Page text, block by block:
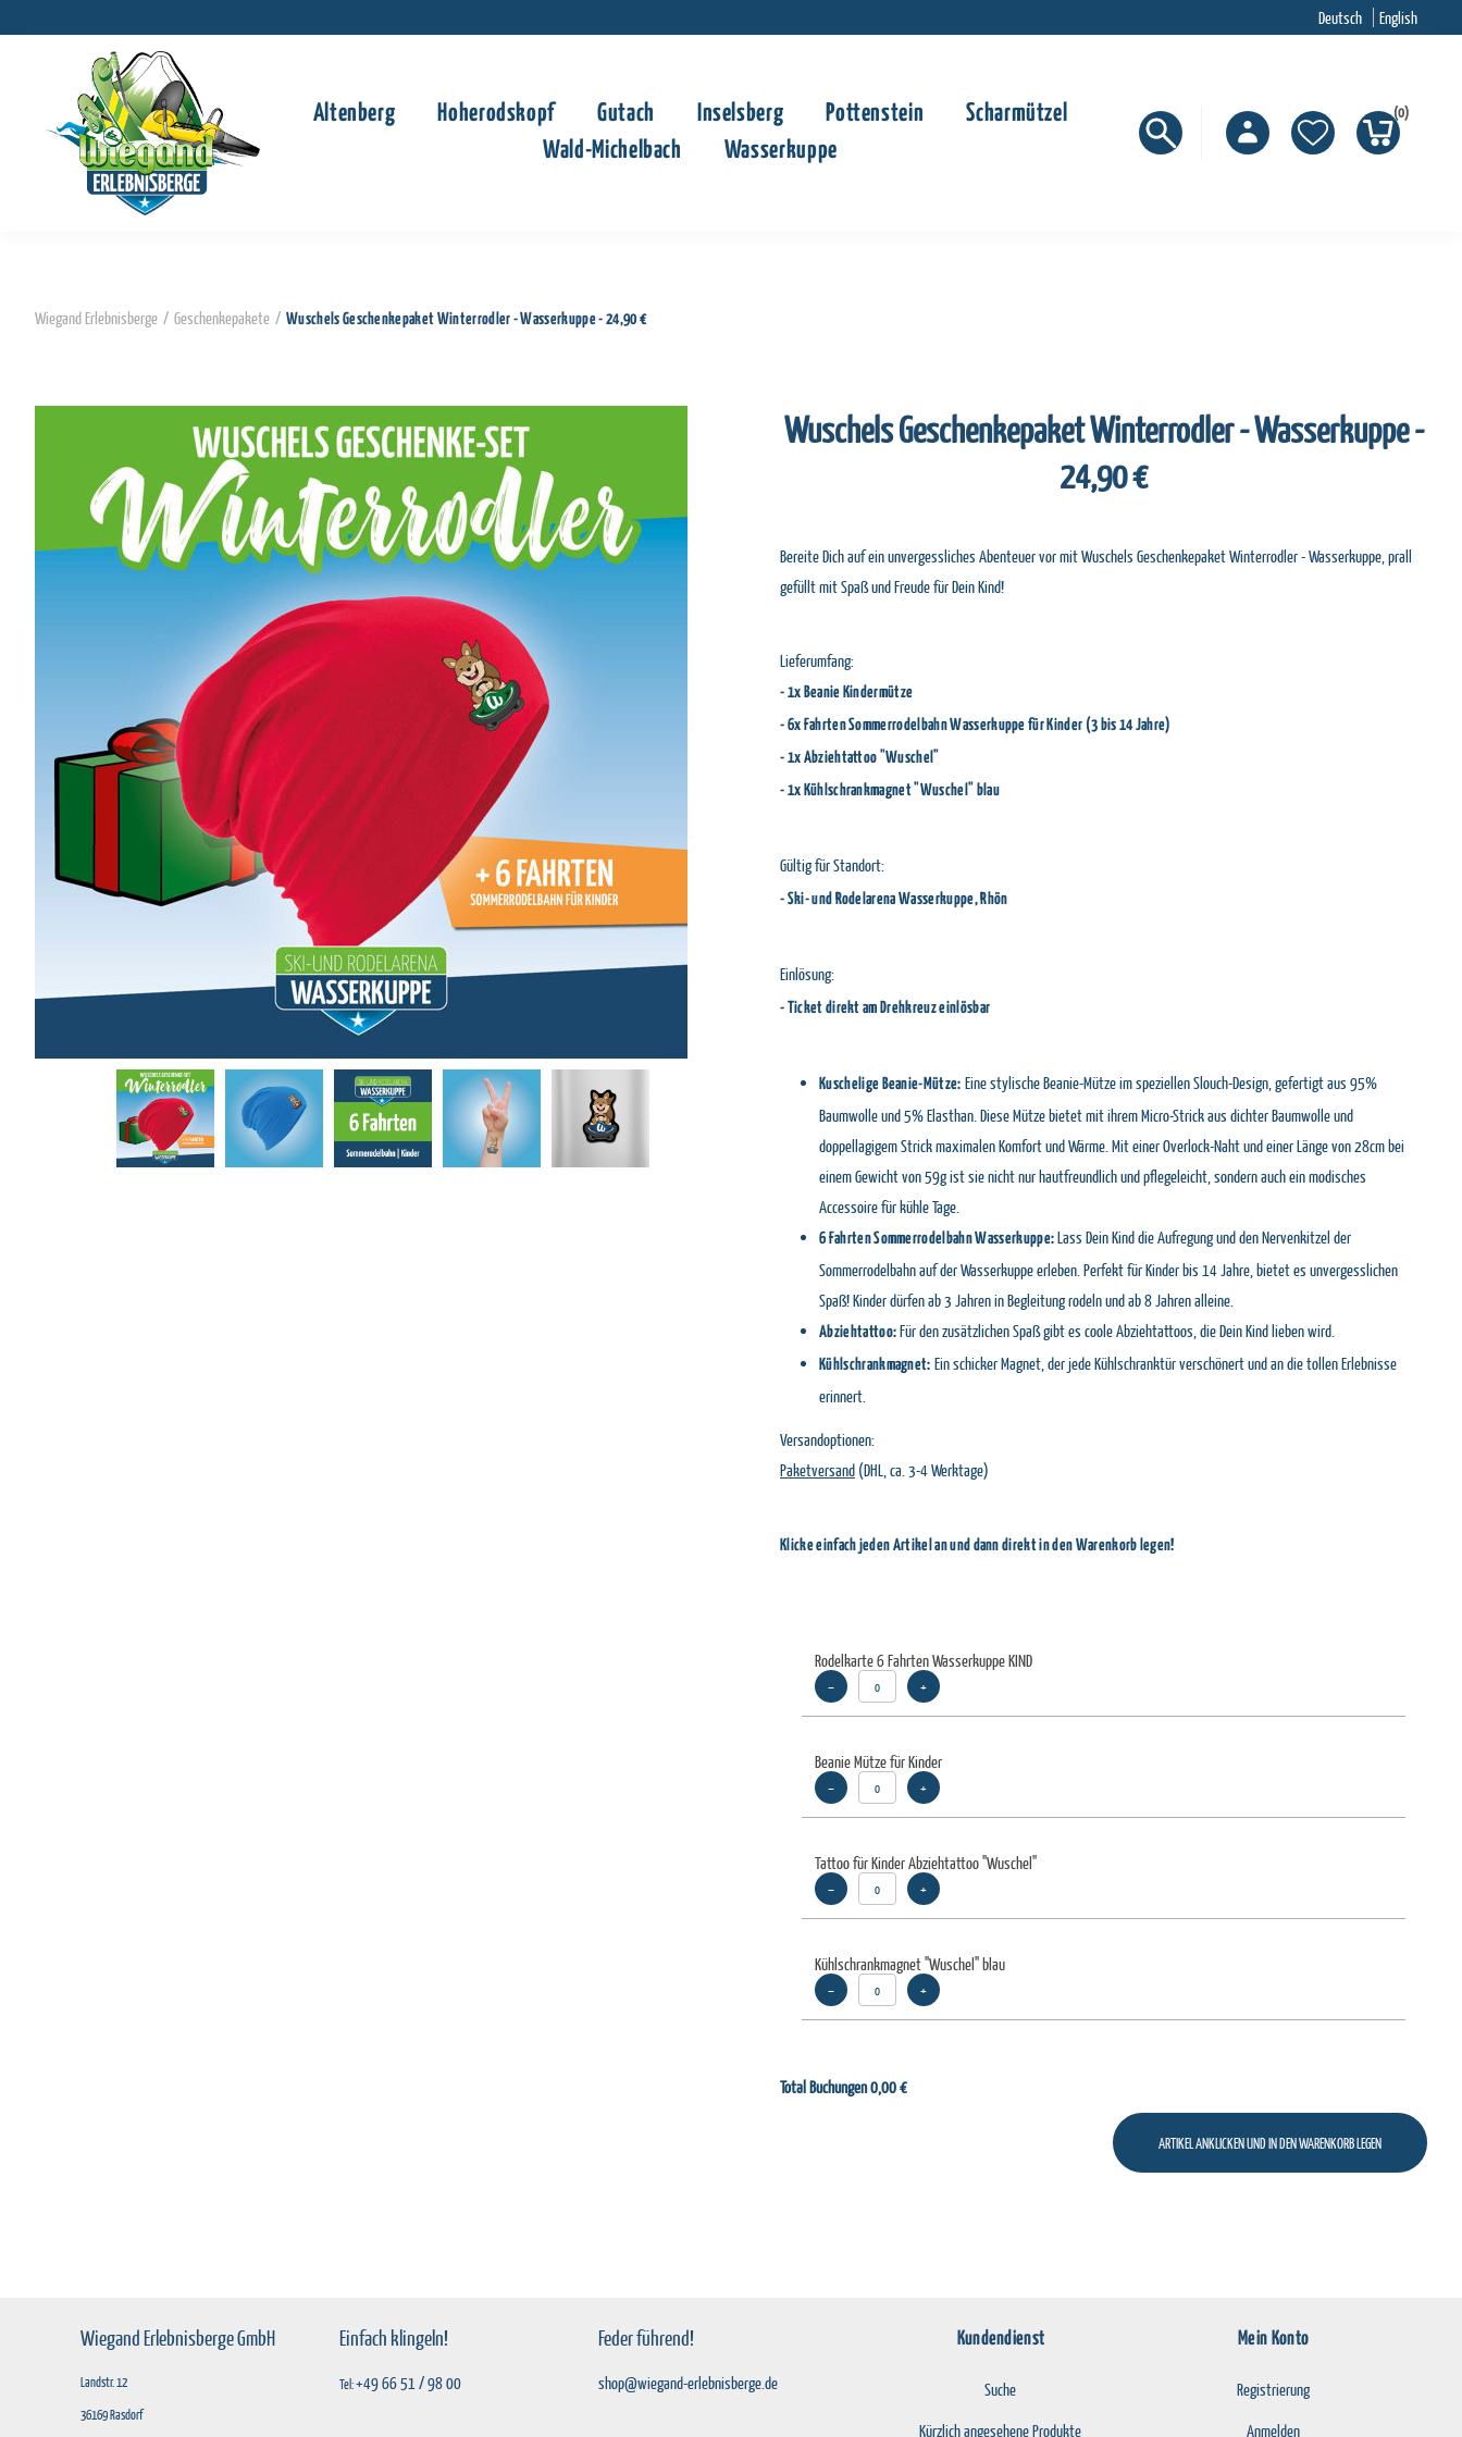
Deutsch English
Altenberg Hoherodskopf Gutach Inselsberg Pottenstein
Scharmützel
Wald-Michelbach
Wasserkuppe
(0)
Wiegand Erlebnisberge / Geschenkepakete / Wuschels Geschenkepaket Winterrodler - Wasserkuppe - 24,90 €
Wuschels Geschenkepaket Winterrodler - Wasserkuppe -
24,90 €
Bereite Dich auf ein unvergessliches Abenteuer vor mit Wuschels Geschenkepaket Winterrodler - Wasserkuppe, prall
gefüllt mit Spaß und Freude für Dein Kind!
Lieferumfang:
- 1x Beanie Kindermütze
- 6x Fahrten Sommerrodelbahn Wasserkuppe für Kinder (3 bis 14 Jahre)
- 1x Abziehtattoo "Wuschel"
- 1x Kühlschrankmagnet "Wuschel" blau
Gültig für Standort:
- Ski- und Rodelarena Wasserkuppe, Rhön
Einlösung:
- Ticket direkt am Drehkreuz einlösbar
Kuschelige Beanie-Mütze: Eine stylische Beanie-Mütze im speziellen Slouch-Design, gefertigt aus 95%
Baumwolle und 5% Elasthan. Diese Mütze bietet mit ihrem Micro-Strick aus dichter Baumwolle und
doppellagigem Strick maximalen Komfort und Wärme. Mit einer Overlock-Naht und einer Länge von 28cm bei
einem Gewicht von 59g ist sie nicht nur hautfreundlich und pflegeleicht, sondern auch ein modisches
Accessoire für kühle Tage.
6 Fahrten Sommerrodelbahn Wasserkuppe: Lass Dein Kind die Aufregung und den Nervenkitzel der
Sommerrodelbahn auf der Wasserkuppe erleben. Perfekt für Kinder bis 14 Jahre, bietet es unvergesslichen
Spaß! Kinder dürfen ab 3 Jahren in Begleitung rodeln und ab 8 Jahren alleine.
Abziehtattoo: Für den zusätzlichen Spaß gibt es coole Abziehtattoos, die Dein Kind lieben wird.
Kühlschrankmagnet: Ein schicker Magnet, der jede Kühlschranktür verschönert und an die tollen Erlebnisse
erinnert.
Versandoptionen:
Paketversand (DHL, ca. 3-4 Werktage)
Klicke einfach jeden Artikel an und dann direkt in den Warenkorb legen!
Rodelkarte 6 Fahrten Wasserkuppe KIND
– +
Beanie Mütze für Kinder
– +
Tattoo für Kinder Abziehtattoo "Wuschel"
– +
Kühlschrankmagnet "Wuschel" blau
– +
Total Buchungen0,00 €
Wiegand Erlebnisberge GmbH
Landstr. 12
36169 Rasdorf
Einfach klingeln!
Tel:+49 66 51 / 98 00
Feder führend!
shop@wiegand-erlebnisberge.de
Kundendienst
Suche
Kürzlich angesehene Produkte
Mein Konto
Registrierung
Anmelden